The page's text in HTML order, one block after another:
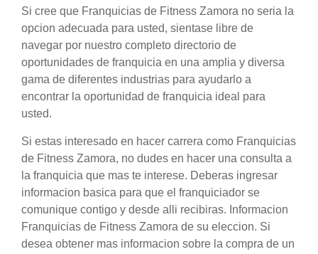
Si cree que Franquicias de Fitness Zamora no seria la
opcion adecuada para usted, sientase libre de
navegar por nuestro completo directorio de
oportunidades de franquicia en una amplia y diversa
gama de diferentes industrias para ayudarlo a
encontrar la oportunidad de franquicia ideal para
usted.
Si estas interesado en hacer carrera como Franquicias
de Fitness Zamora, no dudes en hacer una consulta a
la franquicia que mas te interese. Deberas ingresar
informacion basica para que el franquiciador se
comunique contigo y desde alli recibiras. Informacion
Franquicias de Fitness Zamora de su eleccion. Si
desea obtener mas informacion sobre la compra de un